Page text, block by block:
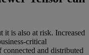
it is also at risk. Increased
critical
and distributed